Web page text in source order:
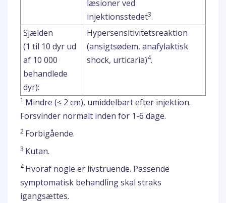
læsioner ved
injektionsstedet3.
Sjælden
(1 til 10 dyr ud
af 10 000
behandlede
dyr):
Hypersensitivitetsreaktion
(ansigtsødem, anafylaktisk
shock, urticaria)4.
1 Mindre (≤ 2 cm), umiddelbart efter injektion.
Forsvinder normalt inden for 1-6 dage.
2 Forbigående.
3 Kutan.
4Hvoraf nogle er livstruende. Passende
symptomatisk behandling skal straks
igangsættes.